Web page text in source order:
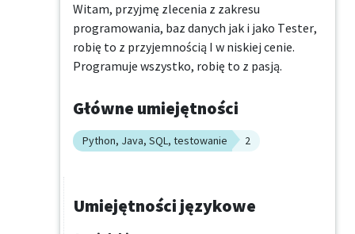
Witam, przyjmę zlecenia z zakresu
programowania, baz danych jak i jako Tester,
robię to z przyjemnością I w niskiej cenie.
Programuje wszystko, robię to z pasją.
Główne umiejętności
Python, Java, SQL, testowanie 2
Umiejętności językowe